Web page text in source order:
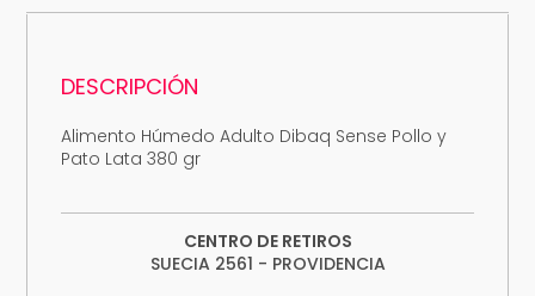
DESCRIPCIÓN
Alimento Húmedo Adulto Dibaq Sense Pollo y
Pato Lata 380 gr
CENTRO DE RETIROS
SUECIA 2561 - PROVIDENCIA